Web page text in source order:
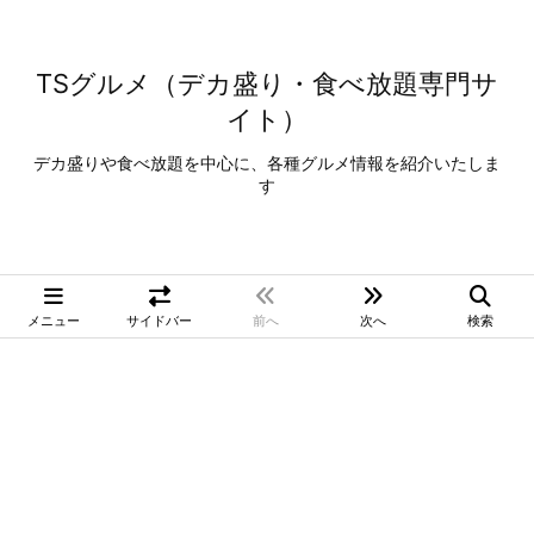
TSグルメ（デカ盛り・食べ放題専門サ
イト）
デカ盛りや食べ放題を中心に、各種グルメ情報を紹介いたしま
す
メニュー サイドバー 前へ 次へ 検索